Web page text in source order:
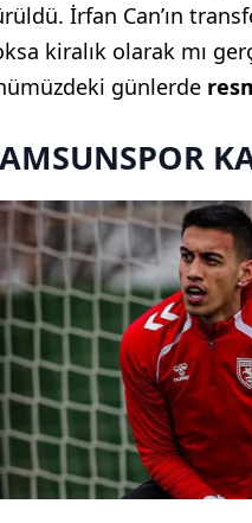
İrfan Can’ın
kiralık olarak mı
günlerde